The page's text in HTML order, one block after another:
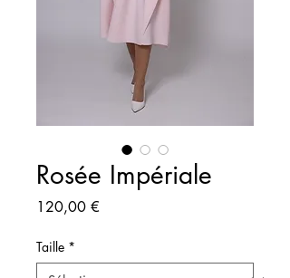
Rosée Impériale
120,00 €
Taille *